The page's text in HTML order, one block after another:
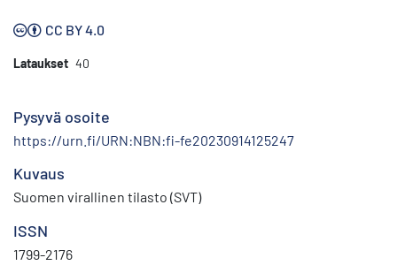
CC BY 4.0
Lataukset 40
Pysyvä osoite
https://urn.fi/URN:NBN:fi-fe20230914125247
Kuvaus
Suomen virallinen tilasto (SVT)
ISSN
1799-2176